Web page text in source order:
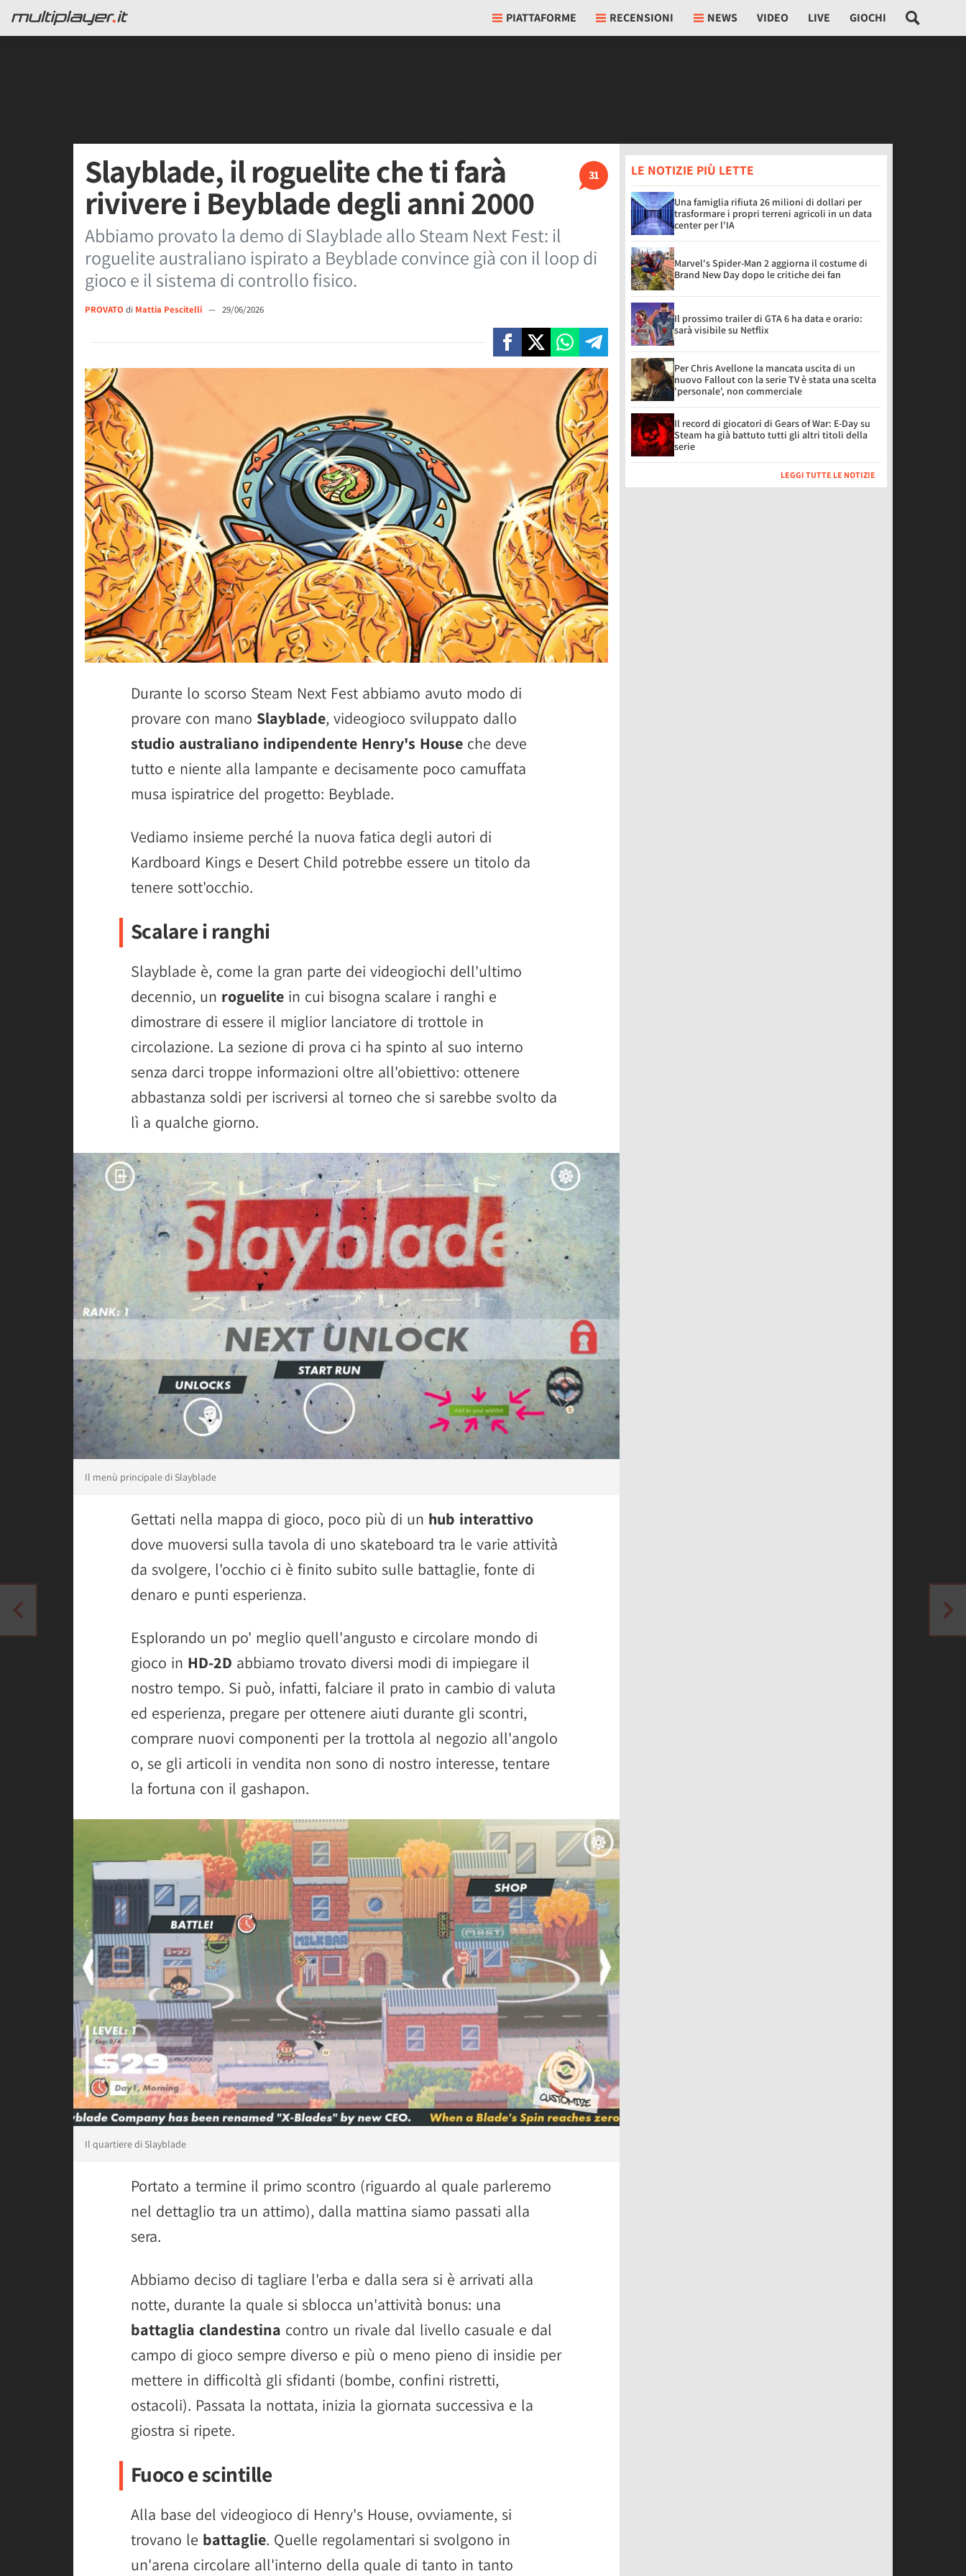
PIATTAFORME RECENSIONI NEWS VIDEO LIVE GIOCHI
31
Slayblade, il roguelite che ti farà
rivivere i Beyblade degli anni 2000
Abbiamo provato la demo di Slayblade allo Steam Next Fest: il
roguelite australiano ispirato a Beyblade convince già con il loop di
gioco e il sistema di controllo fisico.
PROVATO di Mattia Pescitelli — 29/06/2026
Durante lo scorso Steam Next Fest abbiamo avuto modo di
provare con mano Slayblade, videogioco sviluppato dallo
studio australiano indipendente Henry's House che deve
tutto e niente alla lampante e decisamente poco camuffata
musa ispiratrice del progetto: Beyblade.
Vediamo insieme perché la nuova fatica degli autori di
Kardboard Kings e Desert Child potrebbe essere un titolo da
tenere sott'occhio.
Scalare i ranghi
Slayblade è, come la gran parte dei videogiochi dell'ultimo
decennio, un roguelite in cui bisogna scalare i ranghi e
dimostrare di essere il miglior lanciatore di trottole in
circolazione. La sezione di prova ci ha spinto al suo interno
senza darci troppe informazioni oltre all'obiettivo: ottenere
abbastanza soldi per iscriversi al torneo che si sarebbe svolto da
lì a qualche giorno.
Il menù principale di Slayblade
Gettati nella mappa di gioco, poco più di un hub interattivo
dove muoversi sulla tavola di uno skateboard tra le varie attività
da svolgere, l'occhio ci è finito subito sulle battaglie, fonte di
denaro e punti esperienza.
Esplorando un po' meglio quell'angusto e circolare mondo di
gioco in HD-2D abbiamo trovato diversi modi di impiegare il
nostro tempo. Si può, infatti, falciare il prato in cambio di valuta
ed esperienza, pregare per ottenere aiuti durante gli scontri,
comprare nuovi componenti per la trottola al negozio all'angolo
o, se gli articoli in vendita non sono di nostro interesse, tentare
la fortuna con il gashapon.
Il quartiere di Slayblade
Portato a termine il primo scontro (riguardo al quale parleremo
nel dettaglio tra un attimo), dalla mattina siamo passati alla
sera.
Abbiamo deciso di tagliare l'erba e dalla sera si è arrivati alla
notte, durante la quale si sblocca un'attività bonus: una
battaglia clandestina contro un rivale dal livello casuale e dal
campo di gioco sempre diverso e più o meno pieno di insidie per
mettere in difficoltà gli sfidanti (bombe, confini ristretti,
ostacoli). Passata la nottata, inizia la giornata successiva e la
giostra si ripete.
Fuoco e scintille
Alla base del videogioco di Henry's House, ovviamente, si
trovano le battaglie. Quelle regolamentari si svolgono in
un'arena circolare all'interno della quale di tanto in tanto
LE NOTIZIE PIÙ LETTE
Una famiglia rifiuta 26 milioni di dollari per
trasformare i propri terreni agricoli in un data
center per l'IA
Marvel's Spider-Man 2 aggiorna il costume di
Brand New Day dopo le critiche dei fan
Il prossimo trailer di GTA 6 ha data e orario:
sarà visibile su Netflix
Per Chris Avellone la mancata uscita di un
nuovo Fallout con la serie TV è stata una scelta
'personale', non commerciale
Il record di giocatori di Gears of War: E-Day su
Steam ha già battuto tutti gli altri titoli della
serie
LEGGI TUTTE LE NOTIZIE